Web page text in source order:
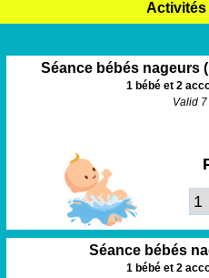
Activités
Séance bébés nageurs
1 bébé et 2
Valid
Séance bébés
1 bébé et 2